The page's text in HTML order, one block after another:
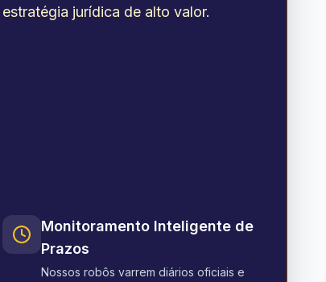
estratégia jurídica de alto valor.
Monitoramento Inteligente de
Prazos
Nossos robôs varrem diários oficiais e